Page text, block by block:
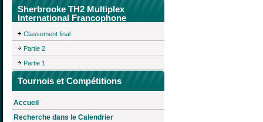
Sherbrooke TH2 Multiplex
International Francophone
Classement final
Partie 2
Partie 1
Tournois et Compétitions
Accueil
Recherche dans le Calendrier